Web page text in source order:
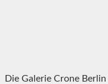
Die Galerie Crone